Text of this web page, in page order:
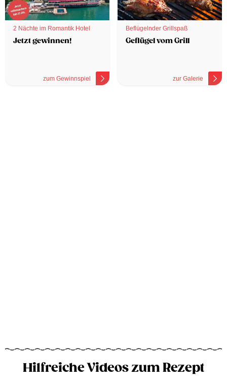
2 Nächte im Romantik Hotel
Jetzt gewinnen!
zum Gewinnspiel
Beflügelnder Grillspaß
Geflügel vom Grill
zur Galerie
Hilfreiche Videos zum Rezept